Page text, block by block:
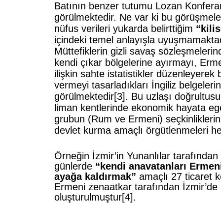
Batının benzer tutumu Lozan
görülmektedir. Ne var ki bu
nüfus verileri yukarda belirttiğim
içindeki temel anlayışla
Müttefiklerin gizli savaş
kendi çıkar bölgelerine ayırmayı,
ilişkin sahte istatistikler düzenleyerek
vermeyi tasarladıkları İngiliz
görülmektedir[3]. Bu uzlaşı
liman kentlerinde ekonomik hayata
grubun (Rum ve Ermeni)
devlet kurma amaçlı örgütlenmeleri
Örneğin İzmir’in Yunanlılar
günlerde “kendi anavatanları
ayağa kaldırmak” amaçlı 27 ticaret
Ermeni zenaatkar tarafından
oluşturulmuştur[4].